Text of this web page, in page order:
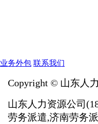
业务外包 联系我们
Copyright © 山东人
山东人力资源公司
劳务派遣,济南劳务